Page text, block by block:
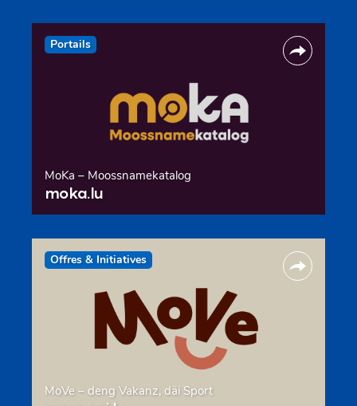
Portails
MoKa – Moossnamekatalog
moka.lu
Offres & Initiatives
MoVe – deng Vakanz, däi Sport